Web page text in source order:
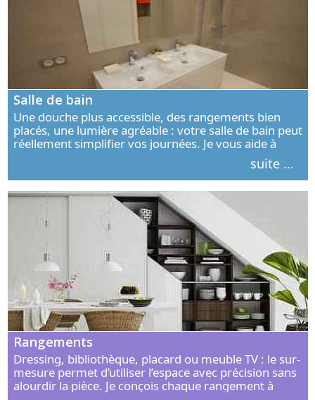
Salle de bain
Une douche plus accessible, des rangements bien
placés, une lumière agréable : votre salle de bain peut
réellement simplifier vos journées. Je vous aide à
concevoir un espace élégant, confortable et adapté à
suite ...
Rangements
Dressing, bibliothèque, placard ou meuble TV : le sur-
mesure permet d’utiliser l’espace avec précision sans
alourdir la pièce. Je conçois chaque rangement à